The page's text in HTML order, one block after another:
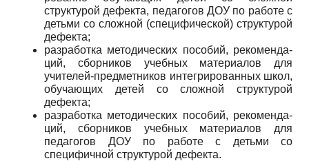
структурой де­фекта, педагогов ДОУ по работе с
детьми со сложной (специфической) структурой
дефекта;
разработка методических пособий, рекоменда­
ций, сборников учебных материалов для
учителей-предметников интегрированных школ,
обучающих де­тей со сложной структурой
дефекта;
разработка методических пособий, рекоменда­
ций, сборников учебных материалов для
педагогов ДОУ по работе с детьми со
специфичной структурой дефекта.